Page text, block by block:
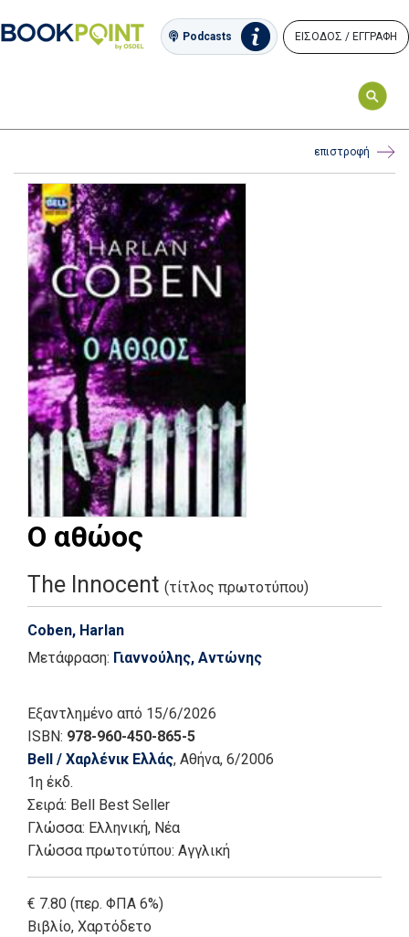
Podcasts ΕΙΣΟΔΟΣ / ΕΓΓΡΑΦΗ
επιστροφή
Ο αθώος
The Innocent (τίτλος πρωτοτύπου)
Coben, Harlan
Μετάφραση: Γιαννούλης, Αντώνης
Εξαντλημένο από 15/6/2026
ISBN: 978-960-450-865-5
Bell / Χαρλένικ Ελλάς, Αθήνα, 6/2006
1η έκδ.
Σειρά: Bell Best Seller
Γλώσσα: Ελληνική, Νέα
Γλώσσα πρωτοτύπου: Αγγλική
€ 7.80 (περ. ΦΠΑ 6%)
Βιβλίο, Χαρτόδετο